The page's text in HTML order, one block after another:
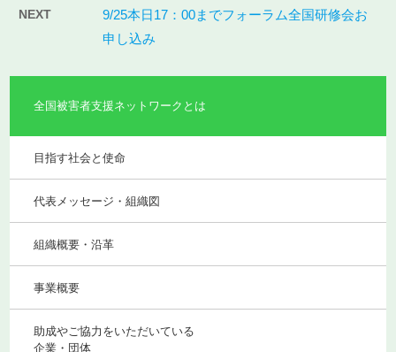
NEXT
9/25本日17：00までフォーラム全国研修会お
申し込み
全国被害者支援ネットワークとは
目指す社会と使命
代表メッセージ・組織図
組織概要・沿革
事業概要
助成やご協力をいただいている
企業・団体